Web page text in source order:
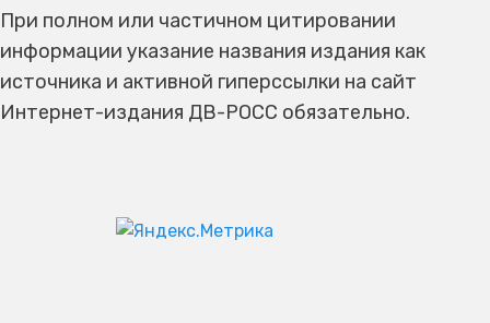
При полном или частичном цитировании
информации указание названия издания как
источника и активной гиперссылки на сайт
Интернет-издания ДВ-РОСС обязательно.